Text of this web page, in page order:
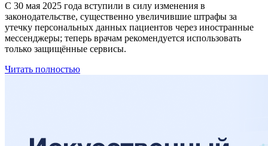
С 30 мая 2025 года вступили в силу изменения в
законодательстве, существенно увеличившие штрафы за
утечку персональных данных пациентов через иностранные
мессенджеры; теперь врачам рекомендуется использовать
только защищённые сервисы.
Читать полностью